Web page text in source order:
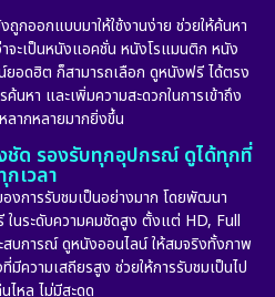
กออกแบบมาให้ใช้งานง่าย ช่วยให้ค้นหา
จะเป็นหนังแอคชั่น หนังโรแมนติก หนัง
อดฮิต ก็สามารถเลือก ดูหนังฟรี ได้ตรง
นหา และเพิ่มความสะดวกในการเข้าถึง
ลากหลายมากยิ่งขึ้น
ด รองรับทุกอุปกรณ์ ดูได้ทุกที่
กเวลา
งการรับชมเป็นอย่างมาก โดยพัฒนา
นระดับความคมชัดสูง ตั้งแต่ HD, Full
บการณ์ ดูหนังออนไลน์ ให้สมจริงทั้งภาพ
ความเสถียรสูง ช่วยให้การรับชมเป็นไป
ไหล ไม่มีสะดุด